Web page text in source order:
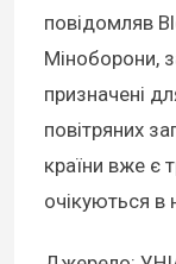
повідомляв
Міноборони,
призначені
повітряних
країни вже є
очікуються в